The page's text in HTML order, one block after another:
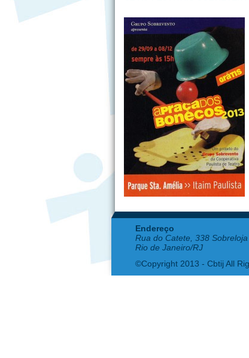
Endereço
Rua do Catete, 338
Rio de Janeiro/RJ
©Copyright 2013 - Cbtij All